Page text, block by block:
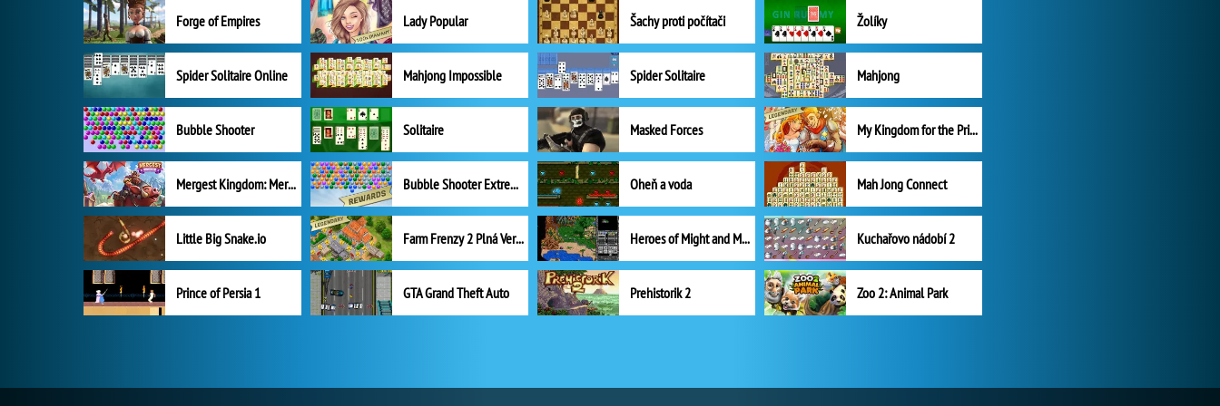
Forge of Empires Lady Popular Šachy proti počítači Žolíky
Spider Solitaire Online Mahjong Impossible Spider Solitaire Mahjong
Bubble Shooter Solitaire Masked Forces My Kingdom for the Princess Plná verze
Mergest Kingdom: Merge Puzzle Bubble Shooter Extreme Oheň a voda Mah Jong Connect
Little Big Snake.io Farm Frenzy 2 Plná Verze Heroes of Might and Magic II Kuchařovo nádobí 2
Prince of Persia 1 GTA Grand Theft Auto Prehistorik 2 Zoo 2: Animal Park